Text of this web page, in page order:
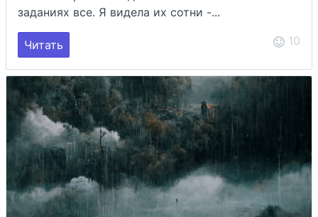
заданиях все. Я видела их сотни -...
Читать 10